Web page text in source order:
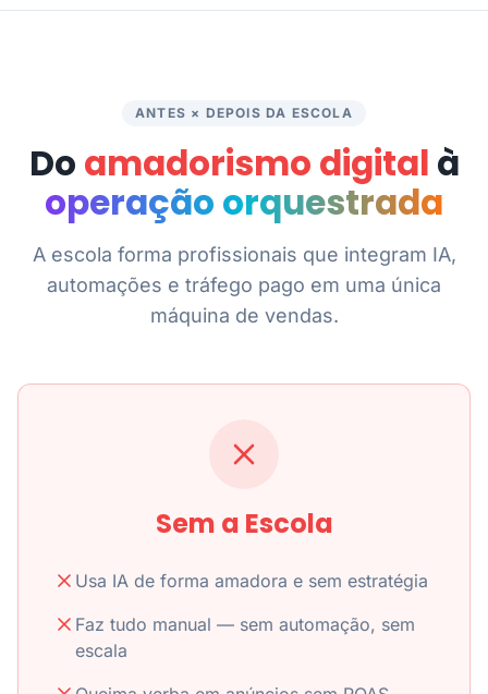
ANTES × DEPOIS DA ESCOLA
Do amadorismo digital à
operação orquestrada
A escola forma profissionais que integram IA,
automações e tráfego pago em uma única
máquina de vendas.
Sem a Escola
Usa IA de forma amadora e sem estratégia
Faz tudo manual — sem automação, sem
escala